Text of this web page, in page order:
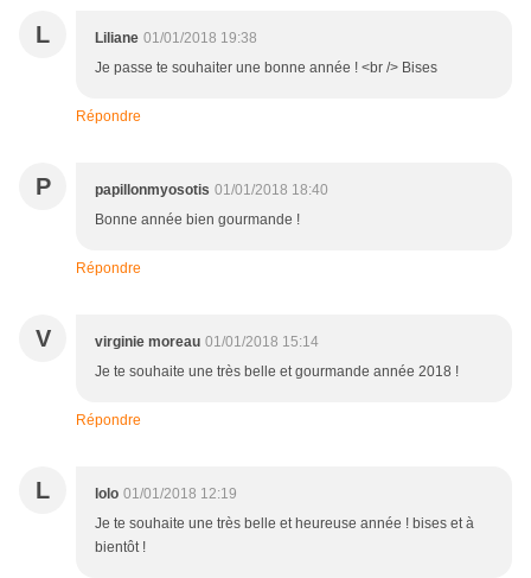
L Liliane 01/01/2018 19:38
Je passe te souhaiter une bonne année ! <br /> Bises
Répondre
P papillonmyosotis 01/01/2018 18:40
Bonne année bien gourmande !
Répondre
V virginie moreau 01/01/2018 15:14
Je te souhaite une très belle et gourmande année 2018 !
Répondre
L lolo 01/01/2018 12:19
Je te souhaite une très belle et heureuse année ! bises et à
bientôt !